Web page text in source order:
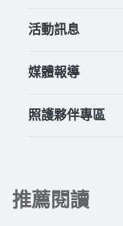
活動訊息
媒體報導
照護夥伴專區
推薦閱讀